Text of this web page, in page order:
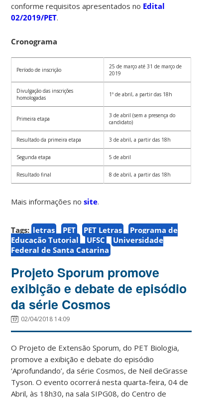
conforme requisitos apresentados no Edital
02/2019/PET.
Cronograma
Período de inscrição
25 de março até 31 de março de
2019
Divulgação das inscrições
homologadas
1º de abril, a partir das 18h
Primeira etapa
3 de abril (sem a presença do
candidato)
Resultado da primeira etapa 3 de abril, a partir das 18h
Segunda etapa 5 de abril
Resultado final 8 de abril, a partir das 18h
Mais informações nosite.
Tags: letras PET PET Letras
Programa de
Educação Tutorial
UFSC
Universidade
Federal de Santa Catarina
Projeto Sporum promove
exibição e debate de episódio
da série Cosmos
02/04/2018 14:09
O Projeto de Extensão Sporum, do PET Biologia,
promove a exibição e debate do episódio
‘Aprofundando’, da série Cosmos, de Neil deGrasse
Tyson. O evento ocorrerá nesta quarta-feira, 04 de
Abril, às 18h30, nasala SIPG08, do Centro de